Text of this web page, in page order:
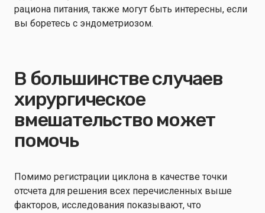
рациона питания, также могут быть интересны, если
вы боретесь с эндометриозом.
В большинстве случаев
хирургическое
вмешательство может
помочь
Помимо регистрации циклона в качестве точки
отсчета для решения всех перечисленных выше
факторов, исследования показывают, что